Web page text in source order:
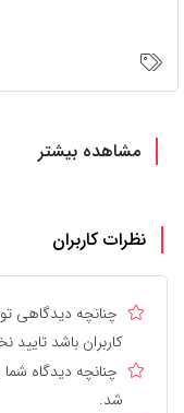
مشاهده بیشتر
نظرات کاربران
چنانچه دیدگاهی توهین
کاربران باشد تایید
چنانچه دیدگاه شما